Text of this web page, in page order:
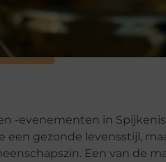
-evenementen in
een gezonde levensstijl,
Een van de